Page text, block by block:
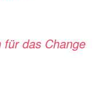
für das Change